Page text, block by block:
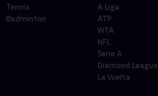
Tennis
Badminton
A Liga
ATP
WTA
NFL
Serie A
Diamond League
La Vuelta